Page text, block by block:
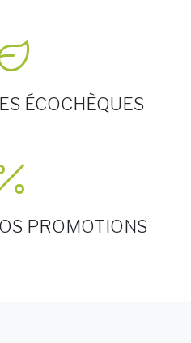
ÉCOCHÈQUES
PROMOTIONS